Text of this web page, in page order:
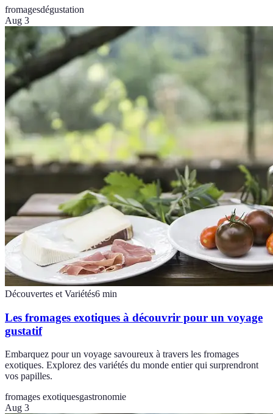
fromagesdégustation
Aug 3
Découvertes et Variétés6 min
Les fromages exotiques à découvrir pour un voyage
gustatif
Embarquez pour un voyage savoureux à travers les fromages
exotiques. Explorez des variétés du monde entier qui surprendront
vos papilles.
fromages exotiquesgastronomie
Aug 3